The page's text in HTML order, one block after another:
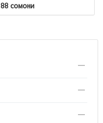
88 сомони